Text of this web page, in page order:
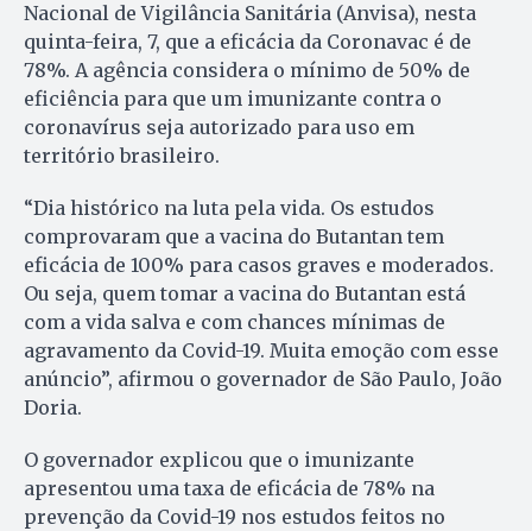
Nacional de Vigilância Sanitária (Anvisa), nesta
quinta-feira, 7, que a eficácia da Coronavac é de
78%. A agência considera o mínimo de 50% de
eficiência para que um imunizante contra o
coronavírus seja autorizado para uso em
território brasileiro.
“Dia histórico na luta pela vida. Os estudos
comprovaram que a vacina do Butantan tem
eficácia de 100% para casos graves e moderados.
Ou seja, quem tomar a vacina do Butantan está
com a vida salva e com chances mínimas de
agravamento da Covid-19. Muita emoção com esse
anúncio”, afirmou o governador de São Paulo, João
Doria.
O governador explicou que o imunizante
apresentou uma taxa de eficácia de 78% na
prevenção da Covid-19 nos estudos feitos no